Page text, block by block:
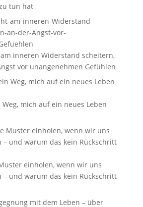
tun hat
inneren Widerstand scheitern,
vor unangenehmen Gefühlen
mich auf ein neues Leben
einholen, wenn wir uns
und warum das kein Rückschritt
mit dem Leben – über